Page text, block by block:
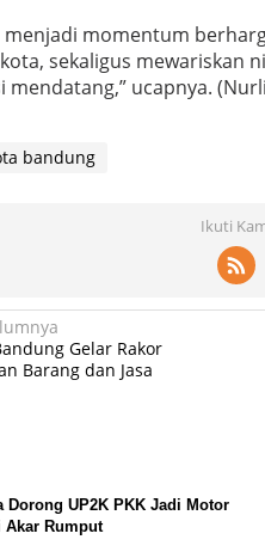
menjadi momentum
sekaligus mewariskan
mendatang,” ucapnya.
bandung
Ikuti
Gelar Rakor
Barang dan Jasa
Dorong UP2K PKK Jadi Motor
Akar Rumput